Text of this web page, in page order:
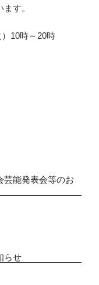
す。
10時～20時
芸能発表会等のお
らせ